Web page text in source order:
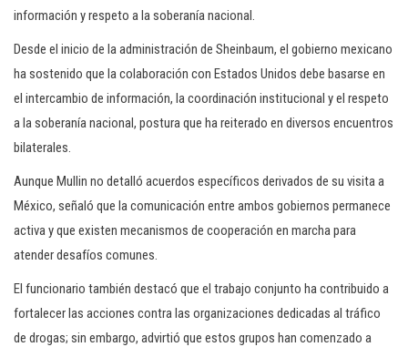
información y respeto a la soberanía nacional.
Desde el inicio de la administración de Sheinbaum, el gobierno mexicano
ha sostenido que la colaboración con Estados Unidos debe basarse en
el intercambio de información, la coordinación institucional y el respeto
a la soberanía nacional, postura que ha reiterado en diversos encuentros
bilaterales.
Aunque Mullin no detalló acuerdos específicos derivados de su visita a
México, señaló que la comunicación entre ambos gobiernos permanece
activa y que existen mecanismos de cooperación en marcha para
atender desafíos comunes.
El funcionario también destacó que el trabajo conjunto ha contribuido a
fortalecer las acciones contra las organizaciones dedicadas al tráfico
de drogas; sin embargo, advirtió que estos grupos han comenzado a